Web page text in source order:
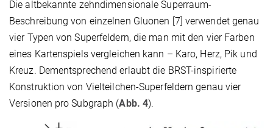
Die altbekannte zehndimensionale Superraum-
Beschreibung von einzelnen Gluonen [7] verwendet genau
vier Typen von Superfeldern, die man mit den vier Farben
eines Kartenspiels vergleichen kann – Karo, Herz, Pik und
Kreuz. Dementsprechend erlaubt die BRST-inspirierte
Konstruktion von Vielteilchen-Superfeldern genau vier
Versionen pro Subgraph (Abb. 4).